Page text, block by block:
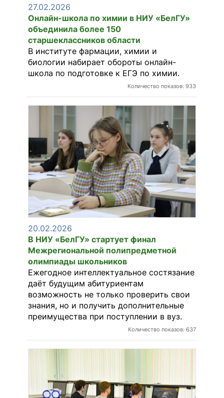
27.02.2026
Онлайн-школа по химии в НИУ «БелГУ»
объединила более 150
старшеклассников области
В институте фармации, химии и
биологии набирает обороты онлайн-
школа по подготовке к ЕГЭ по химии.
Количество показов: 933
20.02.2026
В НИУ «БелГУ» стартует финал
Межрегиональной полипредметной
олимпиады школьников
Ежегодное интеллектуальное состязание
даёт будущим абитуриентам
возможность не только проверить свои
знания, но и получить дополнительные
преимущества при поступлении в вуз.
Количество показов: 637